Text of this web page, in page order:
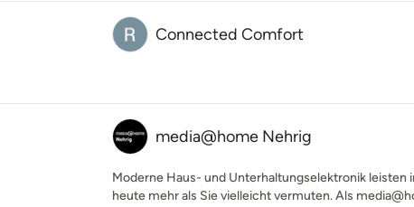
Connected Comfort
media@home Nehrig
Moderne Haus- und Unterhaltungselektronik leisten
heute mehr als Sie vielleicht vermuten. Als